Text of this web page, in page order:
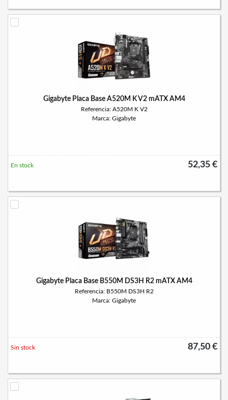
Gigabyte Placa Base A520M K V2 mATX AM4
Referencia: A520M K V2
Marca: Gigabyte
52,35 €
En stock
Gigabyte Placa Base B550M DS3H R2 mATX AM4
Referencia: B550M DS3H R2
Marca: Gigabyte
87,50 €
Sin stock